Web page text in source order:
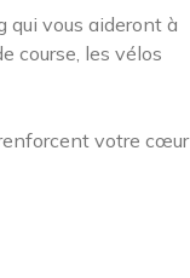
qui vous aideront à
course, les vélos
votre cœur